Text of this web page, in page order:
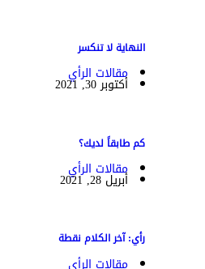
النهاية لا تنكسر
مقالات الرأي
أكتوبر 30, 2021
كم طابقاً لديك؟
مقالات الرأي
أبريل 28, 2021
رأي: آخر الكلام نقطة
مقالات الرأي